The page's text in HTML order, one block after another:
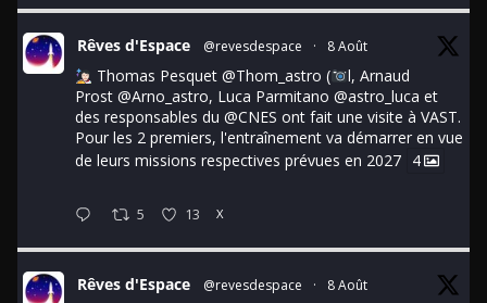
Rêves d'Espace @revesdespace · 8 Août
Thomas Pesquet @Thom_astro (
l, Arnaud
Prost @Arno_astro, Luca Parmitano @astro_luca et
des responsables du @CNES ont fait une visite à VAST.
Pour les 2 premiers, l'entraînement va démarrer en vue
de leurs missions respectives prévues en 2027 4
5 13 X
Rêves d'Espace @revesdespace · 8 Août